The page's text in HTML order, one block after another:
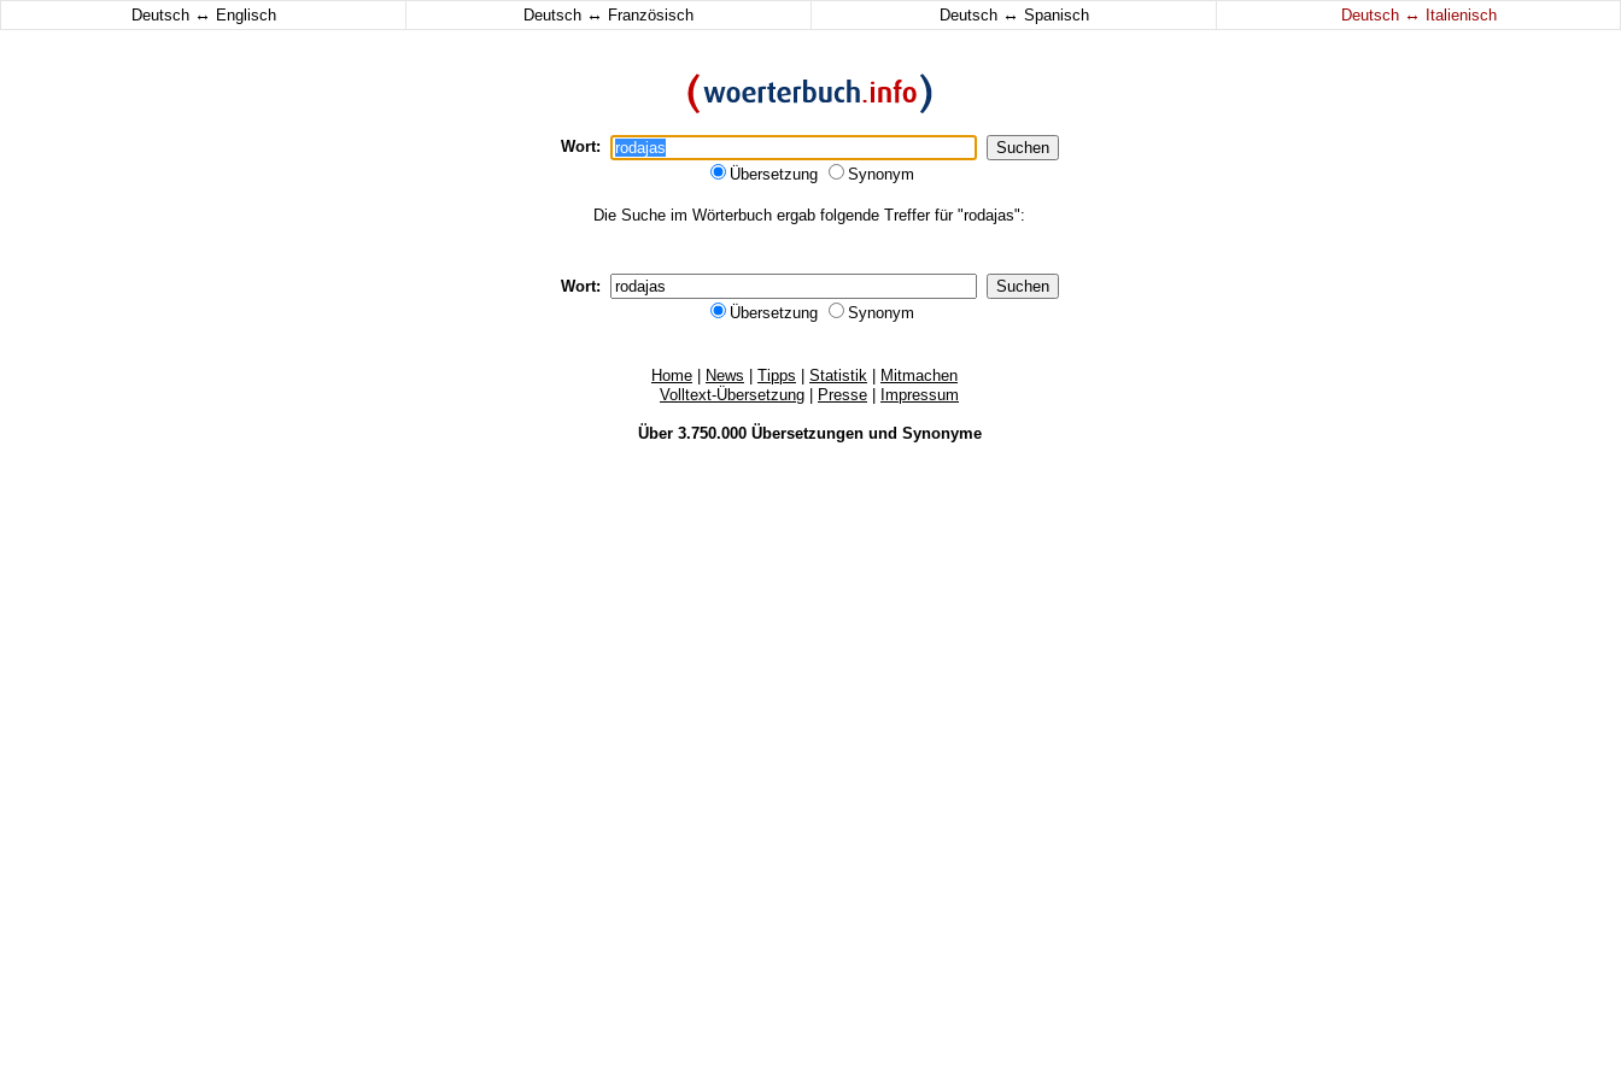
Deutsch ↔ Englisch Deutsch ↔ Französisch Deutsch ↔ Spanisch Deutsch ↔ Italienisch
Wort:
Übersetzung
Synonym
Die Suche im Wörterbuch ergab folgende Treffer für "rodajas":
Wort:
Übersetzung
Synonym
Home News Tipps Statistik
Mitmachen
Volltext-Übersetzung
Presse Impressum
Über 3.750.000 Übersetzungenund Synonyme